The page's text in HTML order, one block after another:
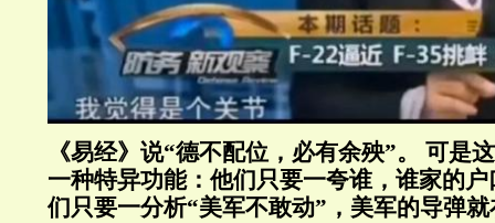
《易经》说“德不配位，必有余殃”。
可是
一种特异功能：他们只要一夸谁，谁家的
们只要一分析“美军不敢动” ，美军的导弹